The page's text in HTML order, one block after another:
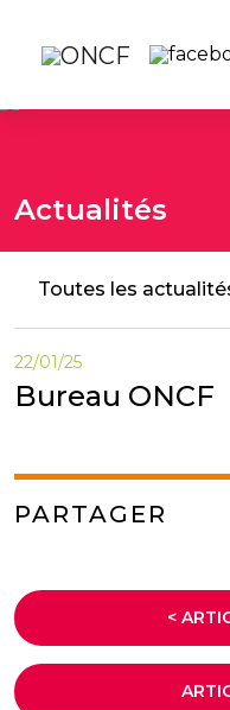
Actualités
Toutes les
22/01/25
Bureau ONCF
PARTAGER
<